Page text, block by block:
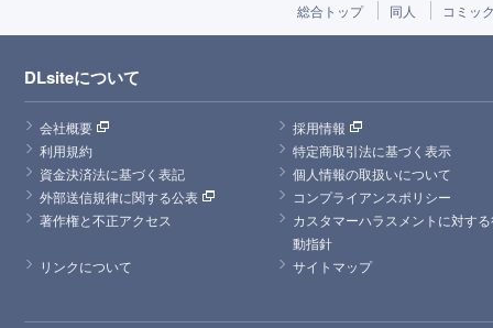
総合トップ 同人 コミッ
DLsiteについて
会社概要
採用情報
利用規約
特定商取引法に基づく表示
資金決済法に基づく表記
個人情報の取扱いについて
外部送信規律に関する公表
コンプライアンスポリシー
著作権と不正アクセス
カスタマーハラスメントに対す
動指針
リンクについて
サイトマップ